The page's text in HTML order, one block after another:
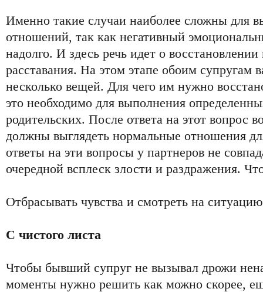
Именно такие случаи наиболее сложны для
отношений, так как негативный
надолго. И здесь речь идет о
расставания. На этом этапе обоим супругам
несколько вещей. Для чего им нужно
это необходимо для выполнения
родительских. После ответа на этот вопрос
должны выглядеть нормальные отношения
ответы на эти вопросы у партнеров не
очередной всплеск злости и раздражения.
Отбрасывать чувства и смотреть на
С чистого листа
Чтобы бывший супруг не вызывал дрожи
моменты нужно решить как можно скорее,